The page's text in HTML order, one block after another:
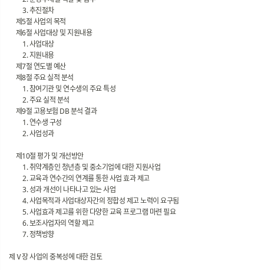
3. 추진절차
제5절 사업의 목적
제6절 사업대상 및 지원내용
1. 사업대상
2. 지원내용
제7절 연도별 예산
제8절 주요 실적 분석
1. 참여기관 및 연수생의 주요 특성
2. 주요 실적 분석
제9절 고용보험 DB 분석 결과
1. 연수생 구성
2. 사업성과
제10절 평가 및 개선방안
1. 취약계층인 청년층 및 중소기업에 대한 지원사업
2. 교육과 연수간의 연계를 통한 사업 효과 제고
3. 성과 개선이 나타나고 있는 사업
4. 사업목적과 사업대상자간의 정합성 제고 노력이 요구됨
5. 사업효과 제고를 위한 다양한 교육 프로그램 마련 필요
6. 보조사업자의 역할 제고
7. 정책방향
제Ⅴ장 사업의 중복성에 대한 검토